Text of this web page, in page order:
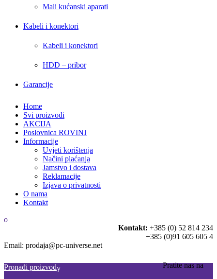
Mali kućanski aparati
Kabeli i konektori
Kabeli i konektori
HDD – pribor
Garancije
Home
Svi proizvodi
AKCIJA
Poslovnica ROVINJ
Informacije
Uvjeti korištenja
Načini plaćanja
Jamstvo i dostava
Reklamacije
Izjava o privatnosti
O nama
Kontakt
Kontakt: +385 (0) 52 814 234
+385 (0)91 605 605 4
Email: prodaja@pc-universe.net
Pratite nas na
Pronađi proizvod